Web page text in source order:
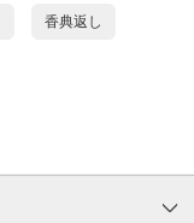
香典返し